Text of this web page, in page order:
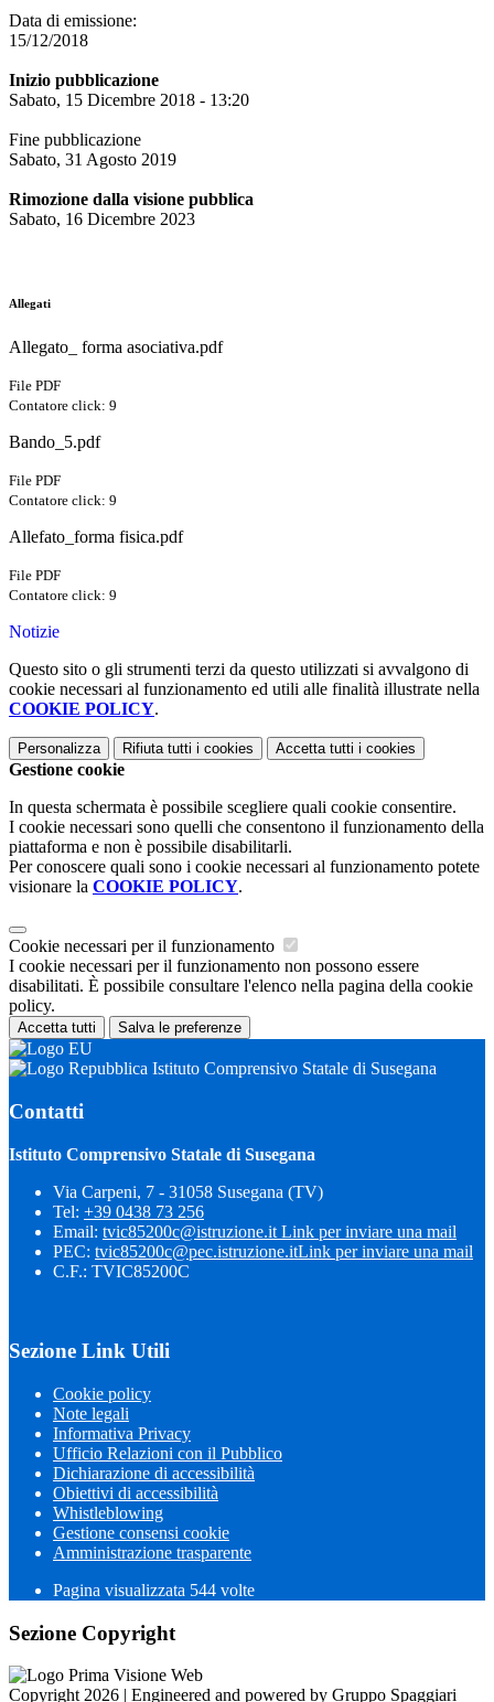
Data di emissione:
15/12/2018
Inizio pubblicazione
Sabato, 15 Dicembre 2018 - 13:20
Fine pubblicazione
Sabato, 31 Agosto 2019
Rimozione dalla visione pubblica
Sabato, 16 Dicembre 2023
Allegati
Allegato_ forma asociativa.pdf
File PDF
Contatore click: 9
Bando_5.pdf
File PDF
Contatore click: 9
Allefato_forma fisica.pdf
File PDF
Contatore click: 9
Notizie
Questo sito o gli strumenti terzi da questo utilizzati si avvalgono di
cookie necessari al funzionamento ed utili alle finalità illustrate nella
COOKIE POLICY.
Personalizza Rifiuta tutti i cookies Accetta tutti i cookies
Gestione cookie
In questa schermata è possibile scegliere quali cookie consentire.
I cookie necessari sono quelli che consentono il funzionamento della
piattaforma e non è possibile disabilitarli.
Per conoscere quali sono i cookie necessari al funzionamento potete
visionare la COOKIE POLICY.
Cookie necessari per il funzionamento
I cookie necessari per il funzionamento non possono essere
disabilitati. È possibile consultare l'elenco nella pagina della cookie
policy.
Accetta tutti Salva le preferenze
Istituto Comprensivo Statale di Susegana
Contatti
Istituto Comprensivo Statale di Susegana
Via Carpeni, 7 - 31058 Susegana (TV)
Tel: +39 0438 73 256
Email: tvic85200c@istruzione.it Link per inviare una mail
PEC: tvic85200c@pec.istruzione.itLink per inviare una mail
C.F.: TVIC85200C
Sezione Link Utili
Cookie policy
Note legali
Informativa Privacy
Ufficio Relazioni con il Pubblico
Dichiarazione di accessibilità
Obiettivi di accessibilità
Whistleblowing
Gestione consensi cookie
Amministrazione trasparente
Pagina visualizzata 544 volte
Sezione Copyright
Copyright 2026 | Engineered and powered by Gruppo Spaggiari